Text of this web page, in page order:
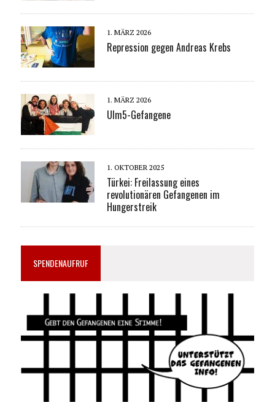
1. MÄRZ 2026
Repression gegen Andreas Krebs
1. MÄRZ 2026
Ulm5-Gefangene
1. OKTOBER 2025
Türkei: Freilassung eines
revolutionären Gefangenen im
Hungerstreik
SPENDENAUFRUF